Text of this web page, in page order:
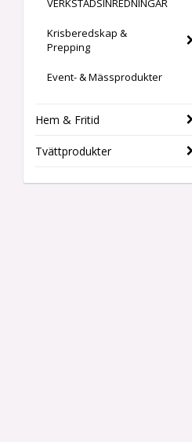
VERKSTADSINREDNINGAR
Krisberedskap &
Prepping
Event- & Mässprodukter
Hem & Fritid
Tvättprodukter